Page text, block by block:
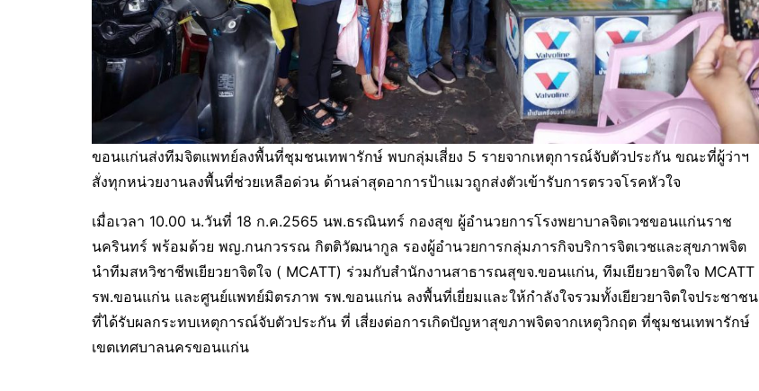
ขอนแก่นส่งทีมจิตแพทย์ลงพื้นที่ชุมชนเทพารักษ์ พบกลุ่มเสี่ยง 5 รายจากเหตุการณ์จับตัวประกัน ขณะที่ผู้ว่าฯ
สั่งทุกหน่วยงานลงพื้นที่ช่วยเหลือด่วน ด้านล่าสุดอาการป้าแมวถูกส่งตัวเข้ารับการตรวจโรคหัวใจ
เมื่อเวลา 10.00 น.วันที่ 18 ก.ค.2565 นพ.ธรณินทร์ กองสุข ผู้อำนวยการโรงพยาบาลจิตเวชขอนแก่นราช
นครินทร์ พร้อมด้วย พญ.กนกวรรณ กิตติวัฒนากูล รองผู้อำนวยการกลุ่มภารกิจบริการจิตเวชและสุขภาพจิต
นำทีมสหวิชาชีพเยียวยาจิตใจ ( MCATT) ร่วมกับสำนักงานสาธารณสุขจ.ขอนแก่น, ทีมเยียวยาจิตใจ MCATT
รพ.ขอนแก่น และศูนย์แพทย์มิตรภาพ รพ.ขอนแก่น ลงพื้นที่เยี่ยมและให้กำลังใจรวมทั้งเยียวยาจิตใจประชาชน
ที่ได้รับผลกระทบเหตุการณ์จับตัวประกัน ที่ เสี่ยงต่อการเกิดปัญหาสุขภาพจิตจากเหตุวิกฤต ที่ชุมชนเทพารักษ์
เขตเทศบาลนครขอนแก่น